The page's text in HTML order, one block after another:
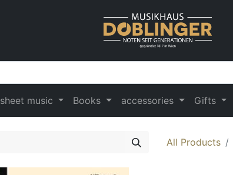
sheet music Books accessories Gifts
All Products